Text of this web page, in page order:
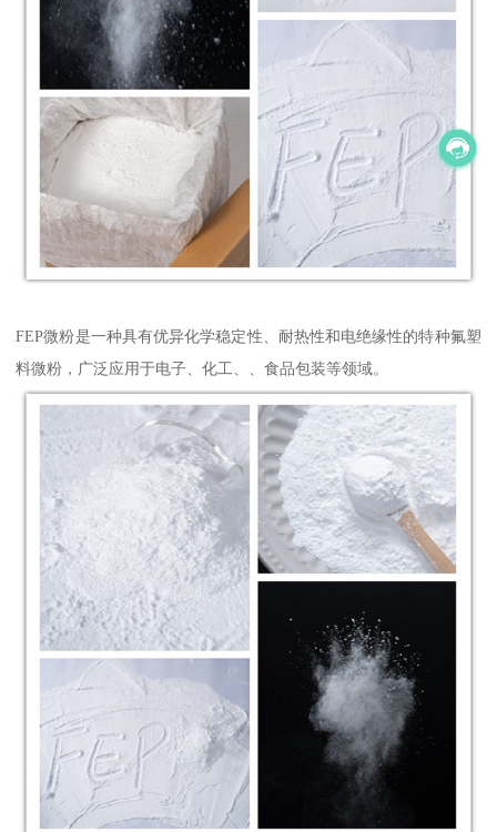
FEP微粉是一种具有优异化学稳定性、耐热性和电绝缘性的特种氟塑
料微粉，广泛应用于电子、化工、、食品包装等领域。